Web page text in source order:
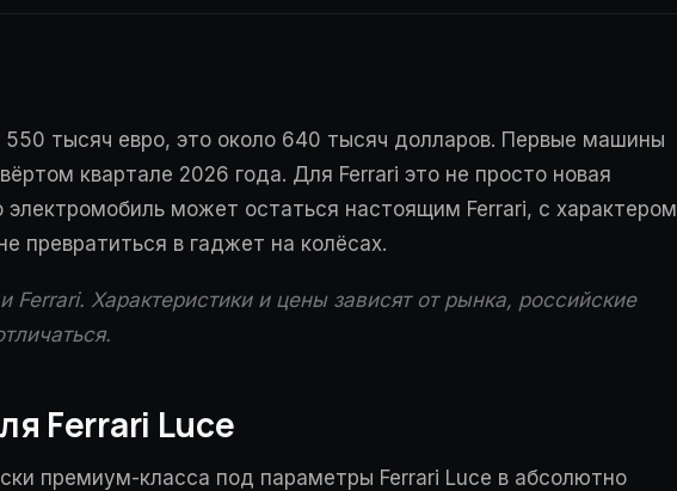
550 тысяч евро, это около 640 тысяч долларов. Первые машины
квартале 2026 года. Для Ferrari это не просто новая
электромобиль может остаться настоящим Ferrari, с характером
превратиться в гаджет на колёсах.
Характеристики и цены зависят от рынка, российские
Ferrari Luce
премиум-класса под параметры Ferrari Luce в абсолютно